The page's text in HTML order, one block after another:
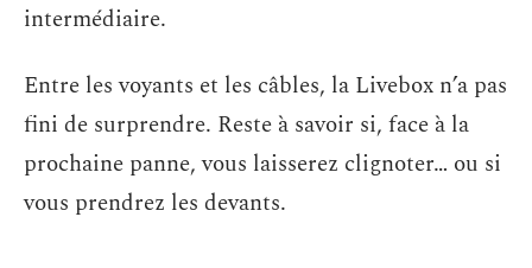
intermédiaire.
Entre les voyants et les câbles, la Livebox n’a pas
fini de surprendre. Reste à savoir si, face à la
prochaine panne, vous laisserez clignoter… ou si
vous prendrez les devants.